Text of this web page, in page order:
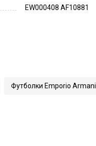
EW000408 AF10881
Футболки Emporio Armani